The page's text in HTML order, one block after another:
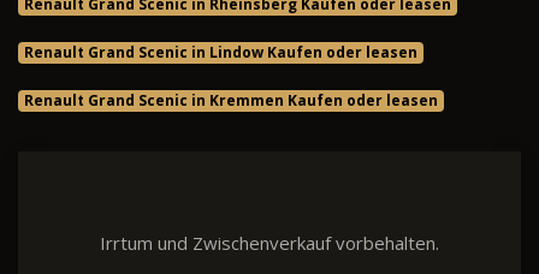
Renault Grand Scenic in Rheinsberg Kaufen oder leasen
Renault Grand Scenic in Lindow Kaufen oder leasen
Renault Grand Scenic in Kremmen Kaufen oder leasen
Irrtum und Zwischenverkauf vorbehalten.